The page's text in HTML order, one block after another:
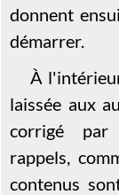
donnent
démarrer.
À
laissée aux
corrigé par
rappels,
contenus